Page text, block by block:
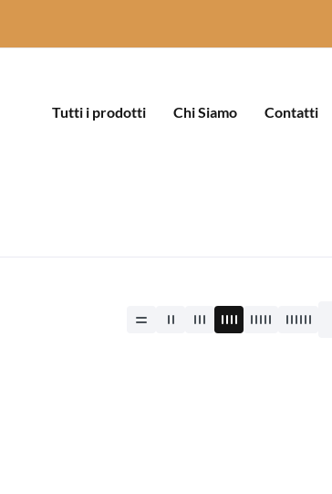
Tutti i prodotti Chi Siamo Contatti